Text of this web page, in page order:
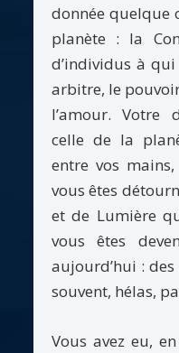
donnée quelque
planète : la
d’individus à
arbitre, le
l’amour. Votre
celle de la
entre vos
vous êtes
et de Lumière
vous êtes
aujourd’hui :
souvent, hélas,
Vous avez eu,